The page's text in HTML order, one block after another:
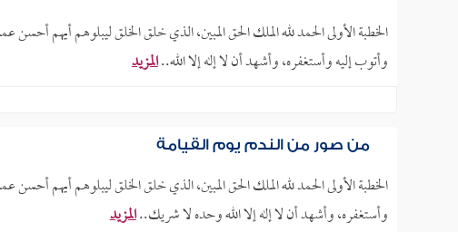
الخطبة الأولى الحمد لله الملك الحق المبين، الذي خلق الخلق ليبلوهم أيهم
وأتوب إليه وأستغفره، وأشهد أن لا إله إلا الله..المزيد
من صور من الندم يوم القيامة
الخطبة الأولى الحمد لله الملك الحق المبين، الذي خلق الخلق ليبلوهم أيهم
وأستغفره، وأشهد أن لا إله إلا الله وحده لا شريك..المزيد